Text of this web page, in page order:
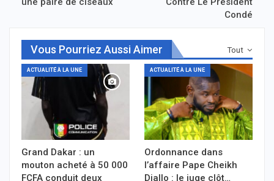
Condé
Tout
Vous Pourriez Aussi Aimer
ACTUALITÉ À LA UNE
Grand Dakar : un
mouton acheté à 50 000
FCFA conduit deux
ACTUALITÉ À LA UNE
Ordonnance dans
l’affaire Pape Cheikh
Diallo : le juge clôt…